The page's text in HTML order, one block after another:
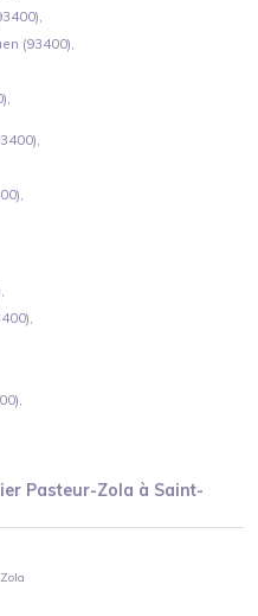
(93400),
Pasteur-Zola à Saint-